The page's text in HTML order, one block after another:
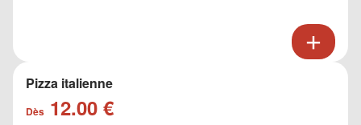
Pizza italienne
Dès 12.00 €